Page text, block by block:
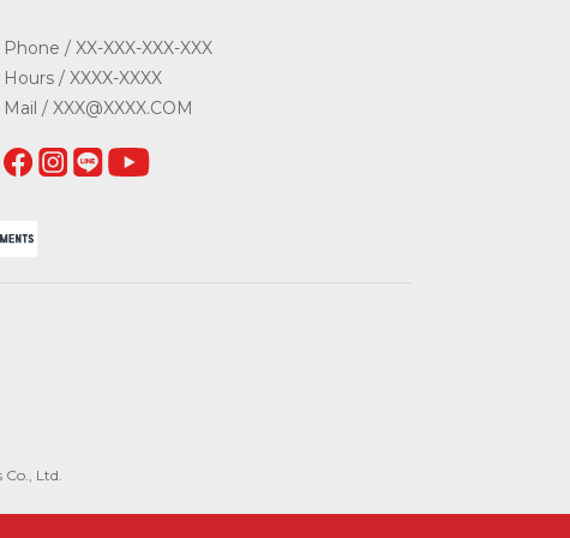
Phone / XX-XXX-XXX-XXX
Hours / XXXX-XXXX
Mail / XXX@XXXX.COM
Ltd.